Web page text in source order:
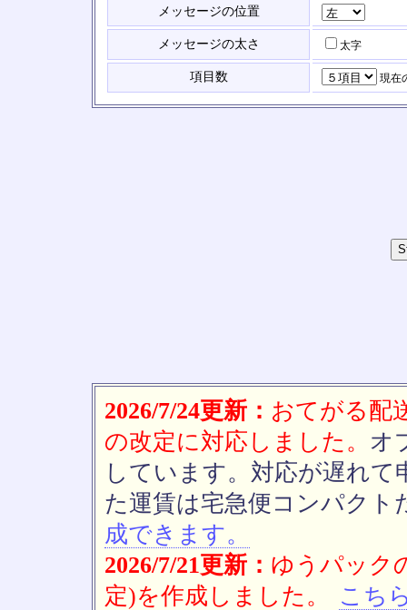
メッセージの位置
メッセージの太さ 太字
項目数 現在
2026/7/24更新： おてがる配
の改定に対応しました。 オ
しています。対応が遅れ
た運賃は宅急便コンパクト
成できます。
2026/7/21更新： ゆうパック
定)を作成しました。
こち